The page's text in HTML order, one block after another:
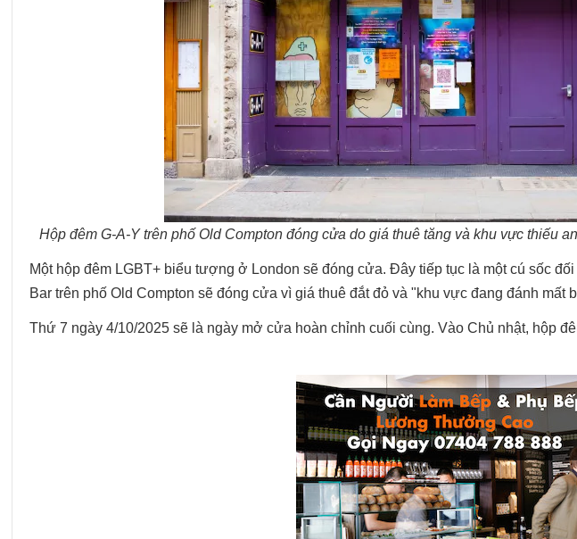
Hộp đêm G-A-Y trên phố Old Compton đóng cửa do giá thuê tăng và khu vực thiếu
Một hộp đêm LGBT+ biểu tượng ở London sẽ đóng cửa. Đây tiếp tục là một cú sốc
Bar trên phố Old Compton sẽ đóng cửa vì giá thuê đắt đỏ và "khu vực đang đánh mất
Thứ 7 ngày 4/10/2025 sẽ là ngày mở cửa hoàn chỉnh cuối cùng. Vào Chủ nhật, hộp